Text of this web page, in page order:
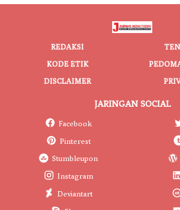
REDAKSI
KODE ETIK
DISCLAIMER
JARINGAN SOCIAL
Facebook
Pinterest
Stumbleupon
Instagram
Deviantart